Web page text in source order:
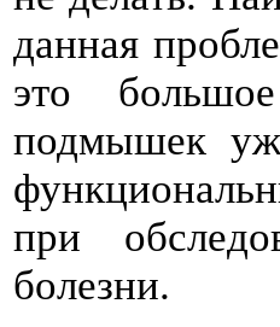
данная
это
подмышек
при
болезни.